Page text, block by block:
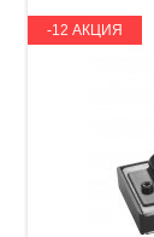
-12 АКЦИЯ